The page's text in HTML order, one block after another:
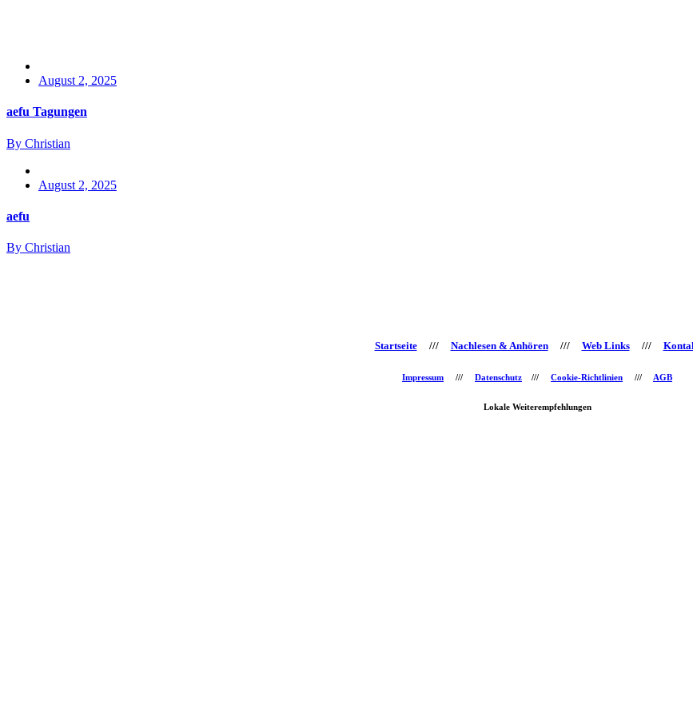
August 2, 2025
aefu Tagungen
By Christian
August 2, 2025
aefu
By Christian
Startseite/// Nachlesen & Anhören/// Web Links///
Impressum /// Datenschutz /// Cookie-Richtlinien /// AGB
Lokale Weiterempfehlungen